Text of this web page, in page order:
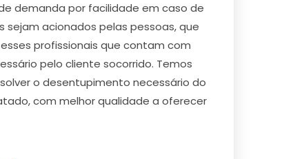
demanda por facilidade em caso de
acionados pelas pessoas, que
profissionais que contam com
pelo cliente socorrido. Temos
o desentupimento necessário do
com melhor qualidade a oferecer